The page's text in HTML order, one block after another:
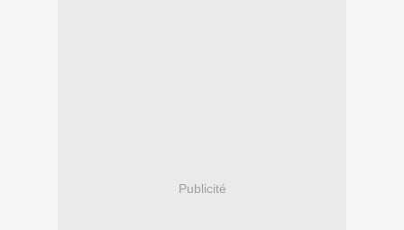
Publicité